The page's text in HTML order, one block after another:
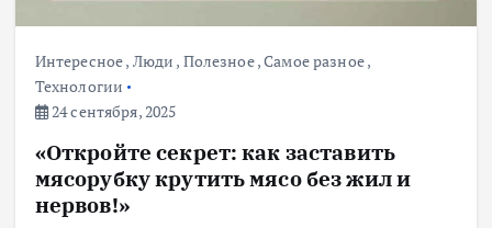
Интересное, Люди , Полезное,Самое разное,
Технологии
24 сентября, 2025
«Откройте секрет: как заставить
мясорубку крутить мясо без жил и
нервов!»